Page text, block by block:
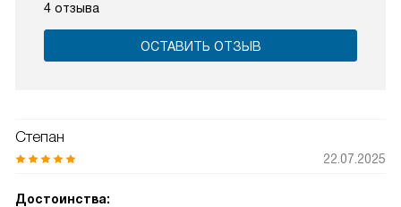
4 отзыва
ОСТАВИТЬ ОТЗЫВ
Степан
22.07.2025
Достоинства: